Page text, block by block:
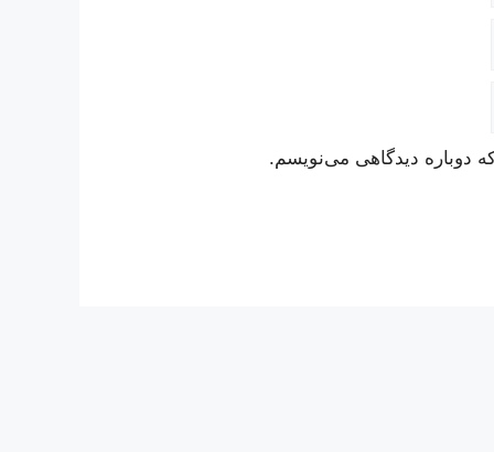
دوباره دیدگاهی می‌نویسم.